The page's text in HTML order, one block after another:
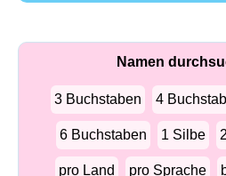
Namen
3 Buchstaben 4
6 Buchstaben 1 Silbe
pro Land pro Sprache